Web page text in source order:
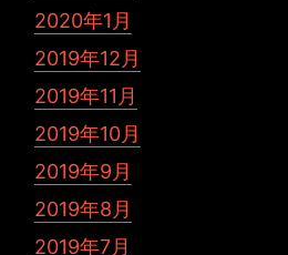
2020年1月
2019年12月
2019年11月
2019年10月
2019年9月
2019年8月
2019年7月